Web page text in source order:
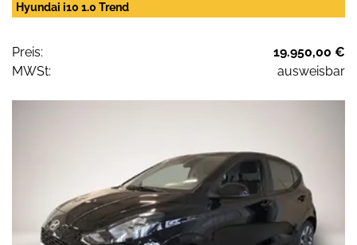
Hyundai i10 1.0 Trend
Preis:
19.950,00 €
MWSt:
ausweisbar